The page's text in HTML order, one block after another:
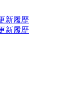
新履歴
新履歴